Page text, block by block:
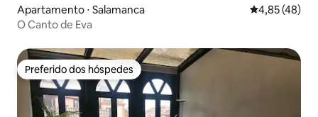
Apartamento ⋅ Salamanca 4,85 de uma
4,85 (48)
O Canto de Eva
Preferido dos hóspedes
Preferido dos hóspedes